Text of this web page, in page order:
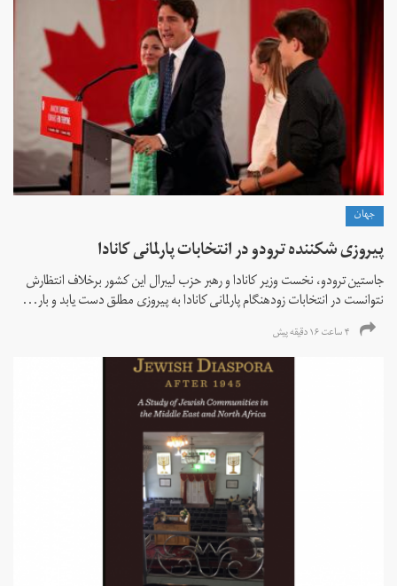
جهان
پیروزی شکننده ترودو در انتخابات پارلمانی کانادا
جاستین ترودو، نخست وزیر کانادا و رهبر حزب لیبرال این کشور برخلاف انتظارش
نتوانست در انتخابات زود‌هنگام پارلمانی کانادا به پیروزی مطلق دست یابد و بار...
۴ ساعت ۱۶ دقیقه پیش